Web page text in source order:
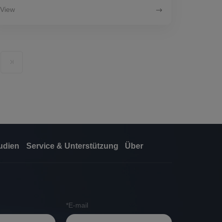
View
Service & Unterstützung Über
*E-mail